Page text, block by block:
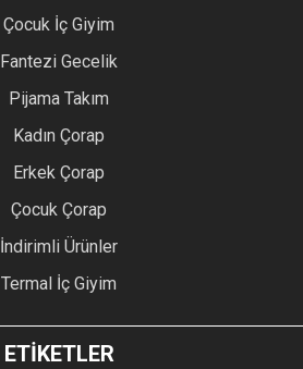
Çocuk İç Giyim
Fantezi Gecelik
Pijama Takım
Kadın Çorap
Erkek Çorap
Çocuk Çorap
İndirimli Ürünler
Termal İç Giyim
ETİKETLER